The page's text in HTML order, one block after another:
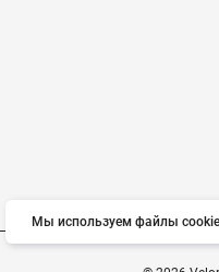
Мы используем файлы